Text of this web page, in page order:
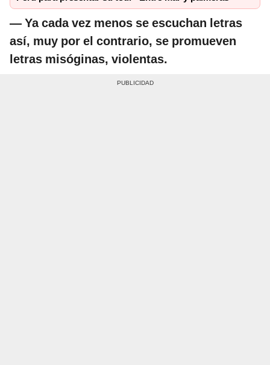
— Ya cada vez menos se escuchan letras
así, muy por el contrario, se promueven
letras misóginas, violentas.